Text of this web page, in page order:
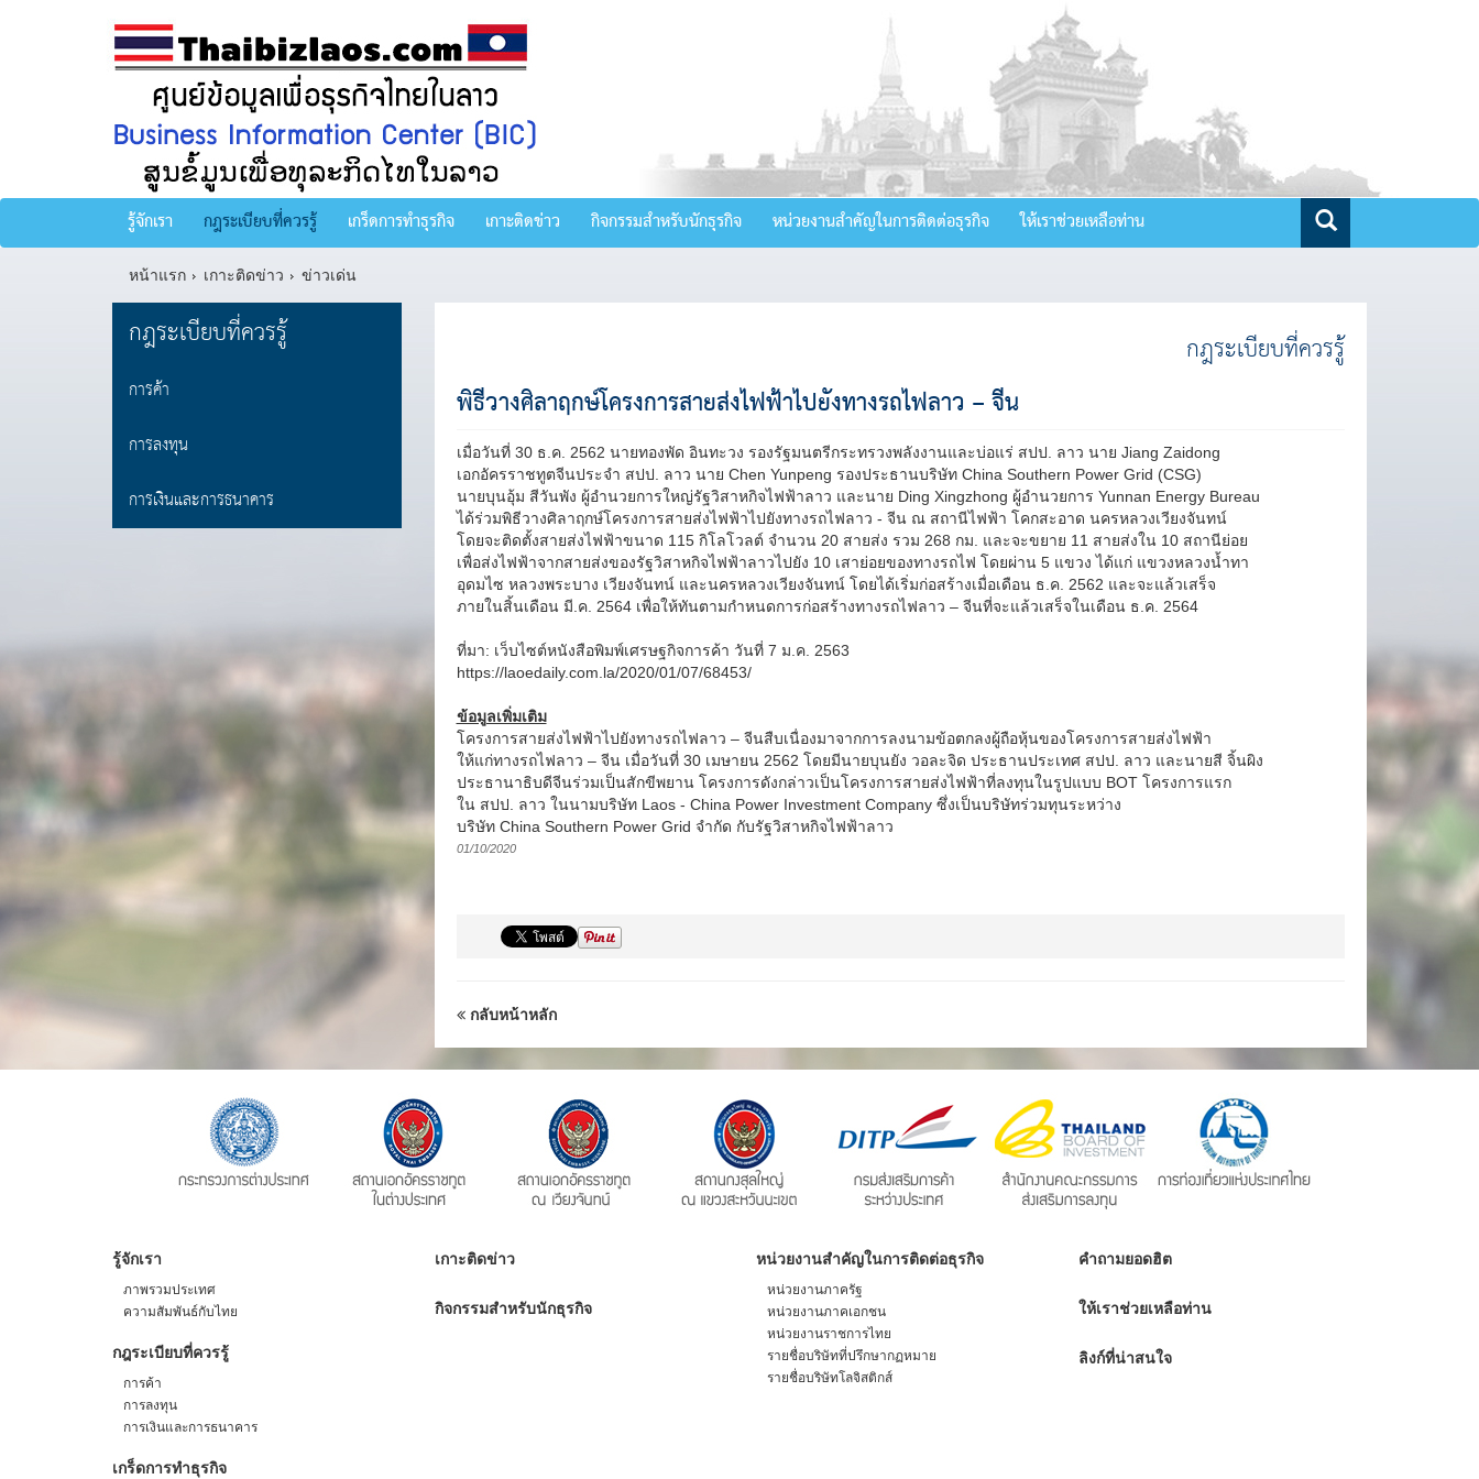
รู้จักเรา กฎระเบียบที่ควรรู้ เกร็ดการทำธุรกิจ เกาะติดข่าว กิจกรรมสำหรับนักธุรกิจ หน่วยงานสำคัญในการติดต่อธุรกิจ ให้เราช่วยเหลือท่าน
หน้าแรก เกาะติดข่าว ข่าวเด่น
กฎระเบียบที่ควรรู้
การค้า
การลงทุน
การเงินและการธนาคาร
กฎระเบียบที่ควรรู้
พิธีวางศิลาฤกษ์โครงการสายส่งไฟฟ้าไปยังทางรถไฟลาว – จีน
เมื่อวันที่ 30 ธ.ค. 2562 นายทองพัด อินทะวง รองรัฐมนตรีกระทรวงพลังงานและบ่อแร่ สปป. ลาว นาย Jiang Zaidong
เอกอัครราชทูตจีนประจำ สปป. ลาว นาย Chen Yunpeng รองประธานบริษัท China Southern Power Grid (CSG)
นายบุนอุ้ม สีวันพัง ผู้อำนวยการใหญ่รัฐวิสาหกิจไฟฟ้าลาว และนาย Ding Xingzhong ผู้อำนวยการ Yunnan Energy Bureau
ได้ร่วมพิธีวางศิลาฤกษ์โครงการสายส่งไฟฟ้าไปยังทางรถไฟลาว - จีน ณ สถานีไฟฟ้า โคกสะอาด นครหลวงเวียงจันทน์
โดยจะติดตั้งสายส่งไฟฟ้าขนาด 115 กิโลโวลต์ จำนวน 20 สายส่ง รวม 268 กม. และจะขยาย 11 สายส่งใน 10 สถานีย่อย
เพื่อส่งไฟฟ้าจากสายส่งของรัฐวิสาหกิจไฟฟ้าลาวไปยัง 10 เสาย่อยของทางรถไฟ โดยผ่าน 5 แขวง ได้แก่ แขวงหลวงน้ำทา
อุดมไซ หลวงพระบาง เวียงจันทน์ และนครหลวงเวียงจันทน์ โดยได้เริ่มก่อสร้างเมื่อเดือน ธ.ค. 2562 และจะแล้วเสร็จ
ภายในสิ้นเดือน มี.ค. 2564 เพื่อให้ทันตามกำหนดการก่อสร้างทางรถไฟลาว – จีนที่จะแล้วเสร็จในเดือน ธ.ค. 2564
ที่มา: เว็บไซต์หนังสือพิมพ์เศรษฐกิจการค้า วันที่ 7 ม.ค. 2563
https://laoedaily.com.la/2020/01/07/68453/
ข้อมูลเพิ่มเติม
โครงการสายส่งไฟฟ้าไปยังทางรถไฟลาว – จีนสืบเนื่องมาจากการลงนามข้อตกลงผู้ถือหุ้นของโครงการสายส่งไฟฟ้า
ให้แก่ทางรถไฟลาว – จีน เมื่อวันที่ 30 เมษายน 2562 โดยมีนายบุนยัง วอละจิด ประธานประเทศ สปป. ลาว และนายสี จิ้นผิง
ประธานาธิบดีจีนร่วมเป็นสักขีพยาน โครงการดังกล่าวเป็นโครงการสายส่งไฟฟ้าที่ลงทุนในรูปแบบ BOT โครงการแรก
ใน สปป. ลาว ในนามบริษัท Laos - China Power Investment Company ซึ่งเป็นบริษัทร่วมทุนระหว่าง
บริษัท China Southern Power Grid จำกัด กับรัฐวิสาหกิจไฟฟ้าลาว
01/10/2020
กลับหน้าหลัก
รู้จักเรา
ภาพรวมประเทศ
ความสัมพันธ์กับไทย
กฎระเบียบที่ควรรู้
การค้า
การลงทุน
การเงินและการธนาคาร
เกร็ดการทำธุรกิจ
เกาะติดข่าว
กิจกรรมสำหรับนักธุรกิจ
หน่วยงานสำคัญในการติดต่อธุรกิจ
หน่วยงานภาครัฐ
หน่วยงานภาคเอกชน
หน่วยงานราชการไทย
รายชื่อบริษัทที่ปรึกษากฏหมาย
รายชื่อบริษัทโลจิสติกส์
คำถามยอดฮิต
ให้เราช่วยเหลือท่าน
ลิงก์ที่น่าสนใจ